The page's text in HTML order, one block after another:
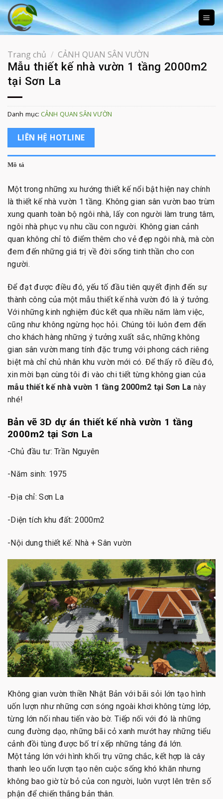
Skip
to
content
Trang chủ / CẢNH QUAN SÂN VƯỜN
Mẫu thiết kế nhà vườn 1 tầng 2000m2
tại Sơn La
Danh mục: CẢNH QUAN SÂN VƯỜN
LIÊN HỆ HOTLINE
Mô tả
Một trong những xu hướng thiết kế nổi bật hiện nay chính
là thiết kế nhà vườn 1 tầng. Không gian sân vườn bao trùm
xung quanh toàn bộ ngôi nhà, lấy con người làm trung tâm,
ngôi nhà phục vụ nhu cầu con người. Không gian cảnh
quan không chỉ tô điểm thêm cho vẻ đẹp ngôi nhà, mà còn
đem đến những giá trị về đời sống tinh thần cho con
người.
Để đạt được điều đó, yếu tố đầu tiên quyết định đến sự
thành công của một mẫu thiết kế nhà vườn đó là ý tưởng.
Với những kinh nghiệm đúc kết qua nhiều năm làm việc,
cũng như không ngừng học hỏi. Chúng tôi luôn đem đến
cho khách hàng những ý tưởng xuất sắc, những không
gian sân vườn mang tính đặc trưng với phong cách riêng
biệt mà chỉ chủ nhân khu vườn mới có. Để thấy rõ điều đó,
xin mời bạn cùng tôi đi vào chi tiết từng không gian của
mẫu thiết kế nhà vườn 1 tầng 2000m2 tại Sơn La này
nhé!
Bản vẽ 3D dự án thiết kế nhà vườn 1 tầng
2000m2 tại Sơn La
-Chủ đầu tư: Trần Nguyên
-Năm sinh: 1975
-Địa chỉ: Sơn La
-Diện tích khu đất: 2000m2
-Nội dung thiết kế: Nhà + Sân vườn
Không gian vườn thiền Nhật Bản với bãi sỏi lớn tạo hình
uốn lượn như những cơn sóng ngoài khơi không từng lớp,
từng lớn nối nhau tiến vào bờ. Tiếp nối với đó là những
cung đường dạo, những bãi cỏ xanh mướt hay những tiểu
cảnh đồi tùng được bố trí xếp những tảng đá lớn.
Một tảng lớn với hình khối trụ vững chắc, kết hợp là cây
thanh leo uốn lượn tạo nên cuộc sống khó khăn nhưng
không bao giờ từ bỏ của con người, luôn vượt lên trên số
phận để chiến thắng bản thân.